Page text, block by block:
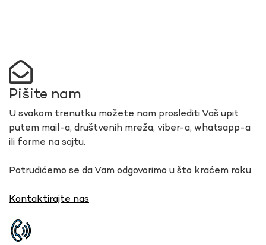
Pišite nam
U svakom trenutku možete nam proslediti Vaš upit
putem mail-a, društvenih mreža, viber-a, whatsapp-a
ili forme na sajtu.
Potrudićemo se da Vam odgovorimo u što kraćem roku.
Kontaktirajte nas